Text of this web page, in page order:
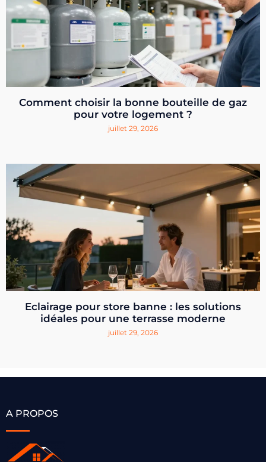
Comment choisir la bonne bouteille de gaz
pour votre logement ?
juillet 29, 2026
Eclairage pour store banne : les solutions
idéales pour une terrasse moderne
juillet 29, 2026
A PROPOS